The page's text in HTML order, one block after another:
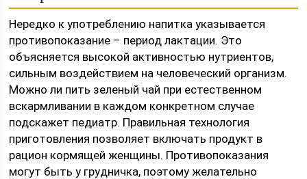
Нередко к употреблению напитка указывается
противопоказание – период лактации. Это
объясняется высокой активностью нутриентов,
сильным воздействием на человеческий организм.
Можно ли пить зеленый чай при естественном
вскармливании в каждом конкретном случае
подскажет педиатр. Правильная технология
приготовления позволяет включать продукт в
рацион кормящей женщины. Противопоказания
могут быть у грудничка, поэтому желательно